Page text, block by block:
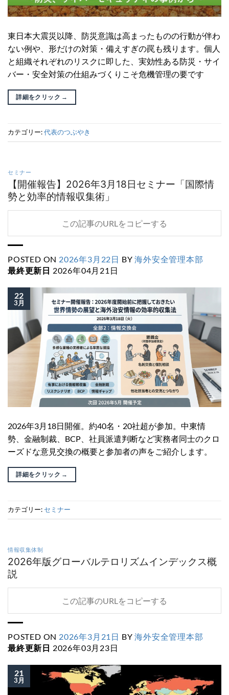
東日本大震災以降、防災意識は高まったものの行動が伴わ
ない例や、形だけの対策・備えすぎの罠も残ります。個人
と組織それぞれのリスクに即した、実効性ある防災・サイ
バー・安全対策の仕組みづくりこそ危機管理の要です
詳細をクリック →
カテゴリー:代表のつぶやき
セミナー
【開催報告】2026年3月18日セミナー「国際情
勢と効率的情報収集術」
この記事のURLをコピーする
POSTED ON 2026年3月22日 BY海外安全管理本部
最終更新日 2026年04月21日
22
3月
2026年3月18日開催。約40名・20社超が参加。中東情
勢、金融制裁、BCP、社員派遣判断など実務者同士のクロ
ーズドな意見交換の概要と参加者の声をご紹介します。
詳細をクリック →
カテゴリー: セミナー
情報収集体制
2026年版グローバルテロリズムインデックス概
説
この記事のURLをコピーする
POSTED ON 2026年3月21日 BY海外安全管理本部
最終更新日 2026年03月23日
21
3月